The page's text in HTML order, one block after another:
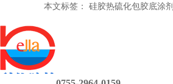
本文标签： 硅胶热硫化包胶底涂